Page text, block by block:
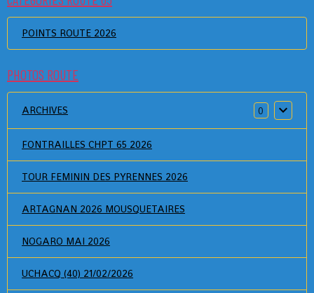
POINTS ROUTE 2026
PHOTOS ROUTE
ARCHIVES 0
FONTRAILLES CHPT 65 2026
TOUR FEMININ DES PYRENNES 2026
ARTAGNAN 2026 MOUSQUETAIRES
NOGARO MAI 2026
UCHACQ (40) 21/02/2026